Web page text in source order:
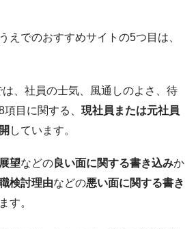
えでのおすすめサイトの5つ目は、
、社員の士気、風通しのよさ、待
目に関する、 現社員または元社員
しています。
望などの 良い面に関する書き込みか
検討理由などの悪い面に関する書き
す。